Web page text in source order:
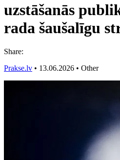
uzstāšanās
rada šaušalīgu
Share:
Prakse.lv • 13.06.2026 • Other